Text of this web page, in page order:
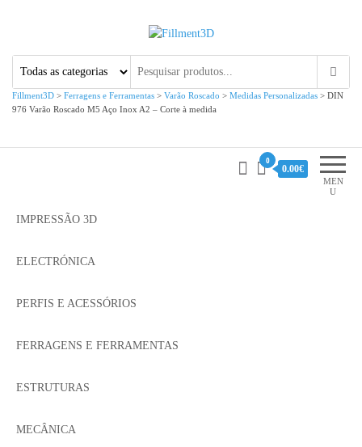
Fillment3D
Fillment3D > Ferragens e Ferramentas > Varão Roscado > Medidas Personalizadas > DIN
976 Varão Roscado M5 Aço Inox A2 – Corte à medida
MEN
U
0
0.00€
IMPRESSÃO 3D
ELECTRÓNICA
PERFIS E ACESSÓRIOS
FERRAGENS E FERRAMENTAS
ESTRUTURAS
MECÂNICA